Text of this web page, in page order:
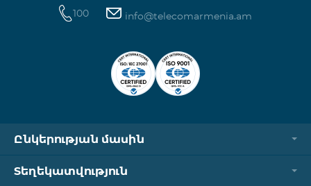
100 info@telecomarmenia.am
Ընկերության մասին
Տեղեկատվություն